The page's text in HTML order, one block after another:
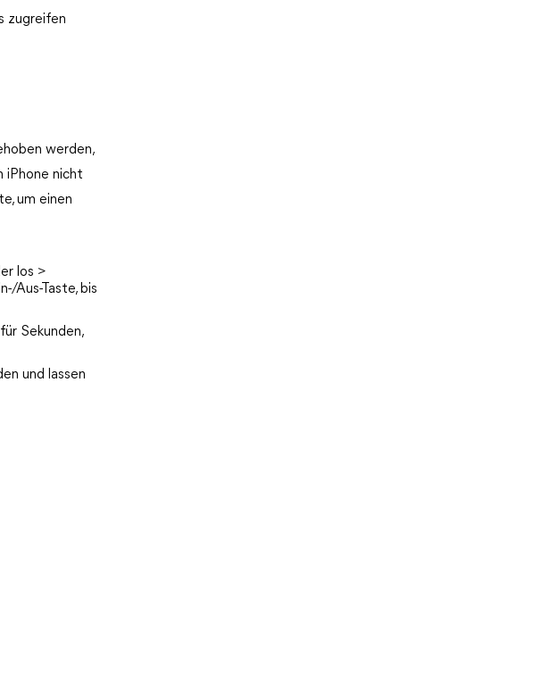
zugreifen
werden,
iPhone nicht
um einen
los >
Aus-Taste, bis
Sekunden,
und lassen